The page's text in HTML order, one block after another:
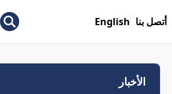
أتصل بنا English
الأخبار